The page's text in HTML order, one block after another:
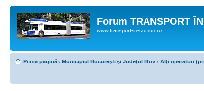
Forum TRANSPORT
www.transport-in-comun.ro
Prima pagină ‹ Municipiul Bucureşti şi Judeţul Ilfov ‹ Alţi operatori